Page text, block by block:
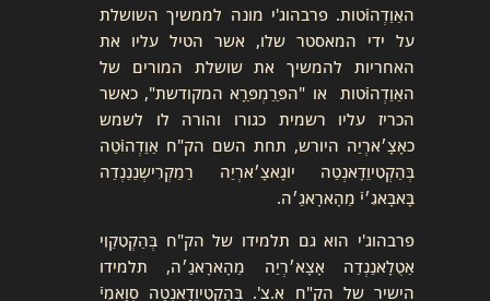
האַוַדְהוּֿטות. פרבהוג'י מונה לממשיך השושלת
על ידי המאסטר שלו, אשר הטיל עליו את
האחריות להמשיך את שושלת המורים של
האַוַדְהוּֿטות או "הפַּרַמְפַּרָא המקודשת", כאשר
הכריז עליו רשמית כגורו והורה לו לשמש
כאָצָ׳ארְיַה היורש, תחת השם הק"ח אַוַדְהוּֿטַה
בְּהַקְטִיוֵדָאנְטַה יוֹגָאצָ׳ארְיַה רַמַקְרִישְנַנַנְדַה
בָּאבָּאגִ׳יֿ מַהָארָאגַ׳ה.
פרבהוג'י הוא גם תלמידו של הק"ח בְּהַקְטִקַוִי
אַטֻלָאנַנְדַה אָצָא׳רְיַה מַהָארָאגַ׳ה, תלמידו
הישיר של הק"ח א.צ'. בְּהַקְטִיוֵדָאנְטַה סְוָאמִיֿ